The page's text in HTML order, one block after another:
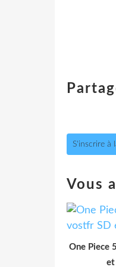
S'inscrire à
Vous
One Piece
et